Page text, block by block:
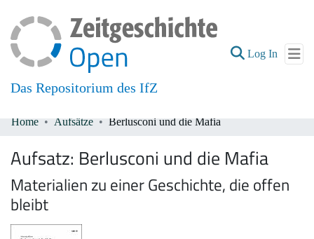
Das Repositorium des IfZ
Log In (current)
All of DSpace
Home Aufsätze Berlusconi und die Mafia
Aufsatz: Berlusconi und die Mafia
Materialien zu einer Geschichte, die offen
bleibt